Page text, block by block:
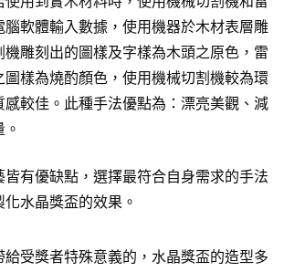
軟體輸入數據，使用機器於木材表層雕
雕刻出的圖樣及字樣為木頭之原色，雷
樣為燒酌顏色，使用機械切割機較為環
較佳。此種手法優點為：漂亮美觀、減
有優缺點，選擇最符合自身需求的手法
水晶獎盃的效果。
受獎者特殊意義的，水晶獎盃的造型多